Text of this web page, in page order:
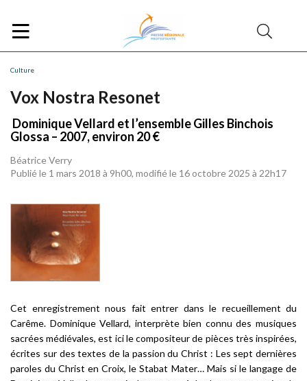
Culture
Vox Nostra Resonet
Dominique Vellard et l’ensemble Gilles Binchois
Glossa – 2007, environ 20 €
Béatrice Verry
Publié le 1 mars 2018 à 9h00, modifié le 16 octobre 2025 à 22h17
Cet enregistrement nous fait entrer dans le recueillement du
Carême. Dominique Vellard, interprète bien connu des musiques
sacrées médiévales, est ici le compositeur de pièces très inspirées,
écrites sur des textes de la passion du Christ : Les sept dernières
paroles du Christ en Croix, le Stabat Mater… Mais si le langage de